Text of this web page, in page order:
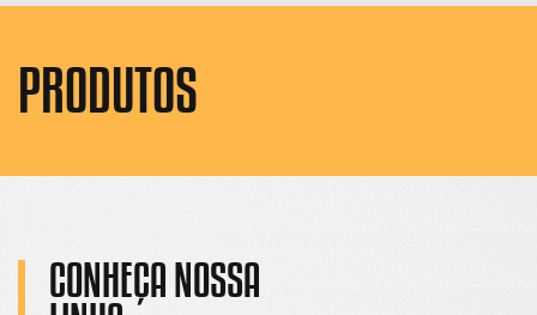
PRODUTOS
CONHEÇA NOSSA